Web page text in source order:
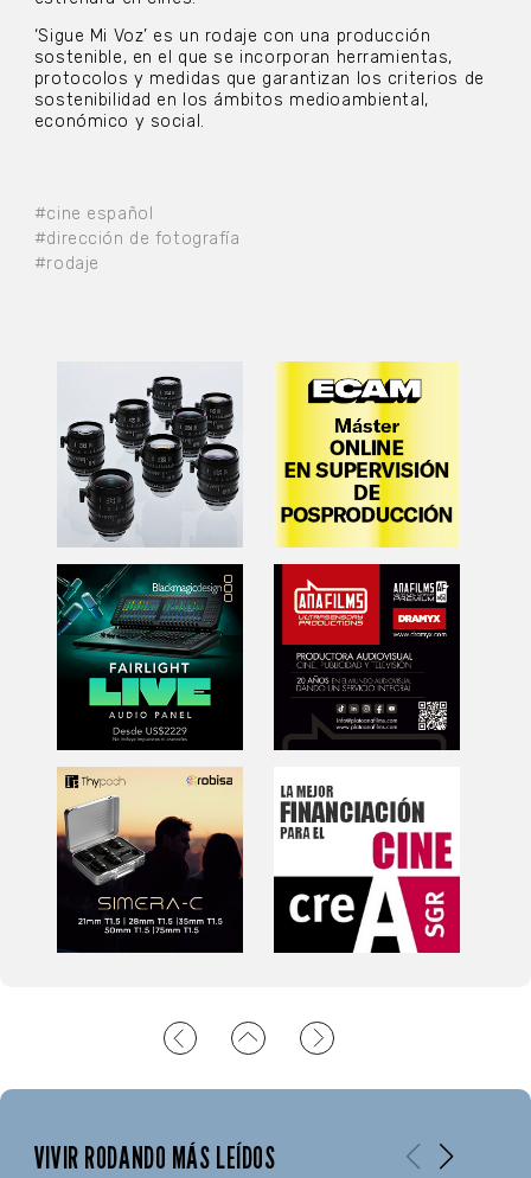
#cine español
#dirección de fotografía
#rodaje
‘Sigue Mi Voz’ es un rodaje con una producción
sostenible, en el que se incorporan herramientas,
protocolos y medidas que garantizan los criterios de
sostenibilidad en los ámbitos medioambiental,
económico y social.
VIVIR RODANDO MÁS LEÍDOS